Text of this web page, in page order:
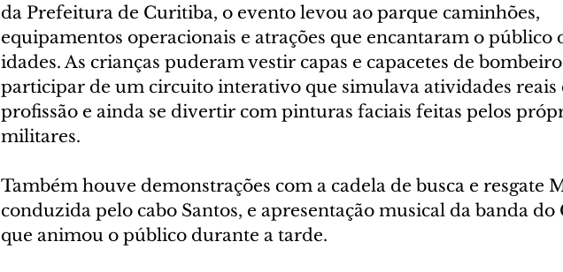
da Prefeitura de Curitiba, o evento levou ao parque caminhões,
equipamentos operacionais e atrações que encantaram o público
idades. As crianças puderam vestir capas e capacetes de
participar de um circuito interativo que simulava atividades reais
profissão e ainda se divertir com pinturas faciais feitas pelos
militares.
Também houve demonstrações com a cadela de busca e resgate
conduzida pelo cabo Santos, e apresentação musical da banda do
que animou o público durante a tarde.